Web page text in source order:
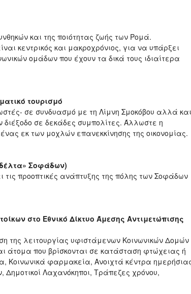
και της ποιότητας ζωής των Ρομά.
κεντρικός και μακροχρόνιος, για να υπάρξει
ομάδων που έχουν τα δικά τους ιδιαίτερα
τουρισμό
σε συνδυασμό με τη Λίμνη Σμοκόβου αλλά και
διέξοδο σε δεκάδες συμπολίτες. Άλλωστε η
εκ των μοχλών επανεκκίνησης της οικονομίας.
Σοφάδων)
τις προοπτικές ανάπτυξης της πόλης των Σοφάδων
στο Εθνικό Δίκτυο Άμεσης Αντιμετώπισης
της λειτουργίας υφιστάμενων Κοινωνικών Δομών
άτομα που βρίσκονται σε κατάσταση φτώχειας ή
Κοινωνικά φαρμακεία, Ανοιχτά κέντρα
Λαχανόκηποι, Τράπεζες χρόνου,